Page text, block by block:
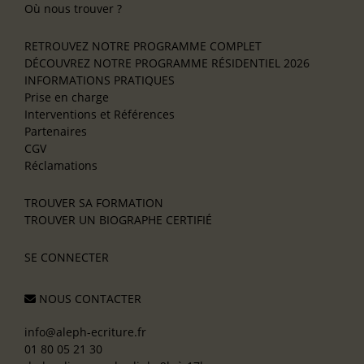
Où nous trouver ?
RETROUVEZ NOTRE PROGRAMME COMPLET
DÉCOUVREZ NOTRE PROGRAMME RÉSIDENTIEL 2026
INFORMATIONS PRATIQUES
Prise en charge
Interventions et Références
Partenaires
CGV
Réclamations
TROUVER SA FORMATION
TROUVER UN BIOGRAPHE CERTIFIÉ
SE CONNECTER
NOUS CONTACTER
info@aleph-ecriture.fr
01 80 05 21 30